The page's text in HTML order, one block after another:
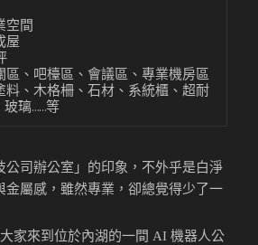
空間
屋
、吧檯區、會議區、專業機房區
、木格柵、石材、系統櫃、超耐
玻璃……等
公司辦公室」的印象，不外乎是白淨
金屬感，雖然專業，卻總覺得少了一
家來到位於內湖的一間 AI 機器人公